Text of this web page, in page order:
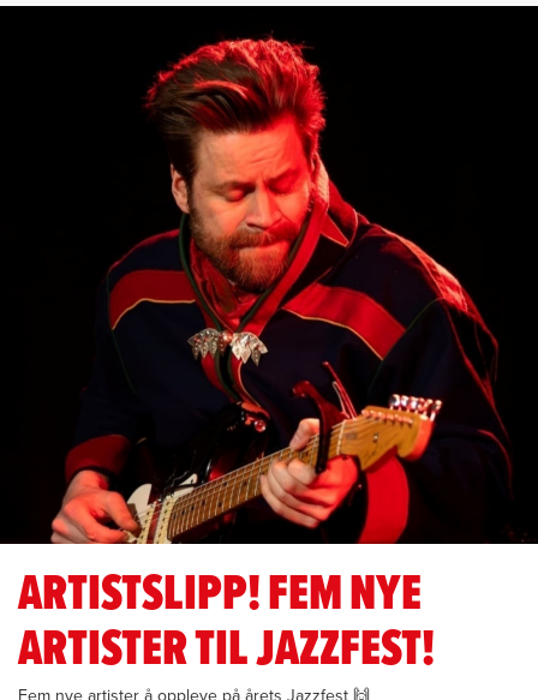
IN!
ARTISTSLIPP! FEM NYE
ARTISTER TIL JAZZFEST!
Fem nye artister å oppleve på årets Jazzfest 🙌